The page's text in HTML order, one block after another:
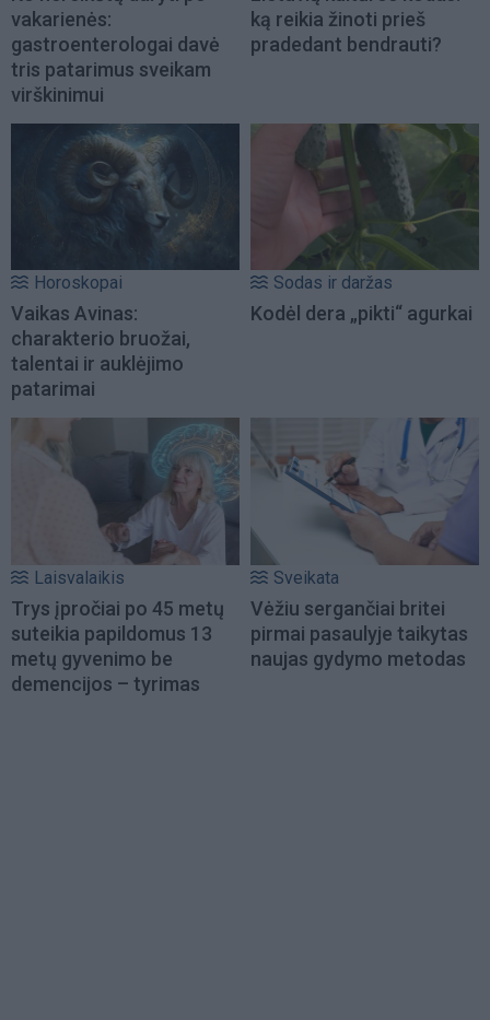
vakarienės:
gastroenterologai davė
tris patarimus sveikam
virškinimui
ką reikia žinoti prieš
pradedant bendrauti?
Horoskopai
Vaikas Avinas:
charakterio bruožai,
talentai ir auklėjimo
patarimai
Sodas ir daržas
Kodėl dera „pikti“ agurkai
Laisvalaikis
Trys įpročiai po 45 metų
suteikia papildomus 13
metų gyvenimo be
demencijos – tyrimas
Sveikata
Vėžiu sergančiai britei
pirmai pasaulyje taikytas
naujas gydymo metodas